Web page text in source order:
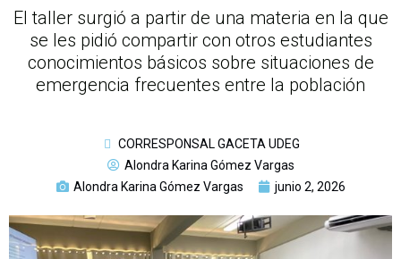
El taller surgió a partir de una materia en la que
se les pidió compartir con otros estudiantes
conocimientos básicos sobre situaciones de
emergencia frecuentes entre la población
CORRESPONSAL GACETA UDEG
Alondra Karina Gómez Vargas
Alondra Karina Gómez Vargas
junio 2, 2026